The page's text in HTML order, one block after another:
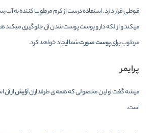
قوطی قرار دارد . استفاده درست از کرم مرطوب کننده به
میکند و از لکه دار و پوست پوست شدن آن جلوگیری میکند
مرطوب برایپوست صورتشما ایجاد خواهد کرد.
پرایمر
میشه گفت اولین محصولی که همه ی طرفدارانآرایشاز آن
است.